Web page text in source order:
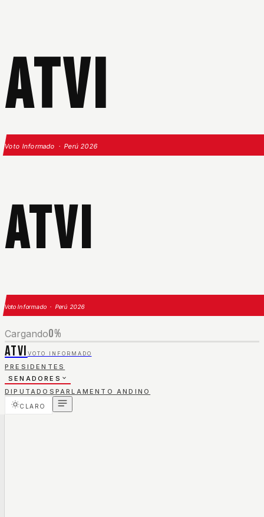
ATVI
Voto Informado · Perú 2026
ATVI
Voto Informado · Perú 2026
Cargando0%
ATVI VOTO INFORMADO
PRESIDENTES
SENADORES
DIPUTADOS PARLAMENTO ANDINO
CLARO